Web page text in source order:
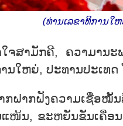
(ທ່ານເລຂາທິການໃ
ໃຈ​ສາ​ມັກ​ຄີ, ຄວາ​ມາ​ນ
ນ​ໃຫຍ່, ປະ​ທານ​ປະ​ເທ
າກ​ຝາກ​ຝັງ​ຄວາມ​​ເຊື່ອ​
ໜ້ນ, ຂະ​ຫຍັນ​ຂັນ​ເຄື່ອ